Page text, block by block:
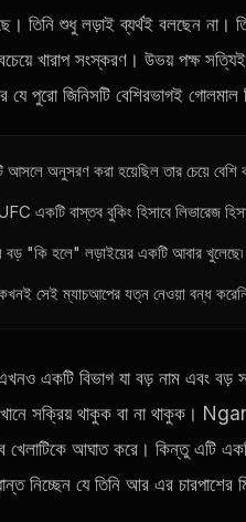
শুধু লড়াই ব্যর্থই বলছেন না।
খারাপ সংস্করণ। উভয় পক্ষ সত্যিই
যে পুরো জিনিসটি বেশিরভাগই
অনুসরণ করা হয়েছিল তার চেয়ে বেশি
একটি বাস্তব বুকিং হিসাবে লিভারেজ
"কি হলে" লড়াইয়ের একটি আবার
সেই ম্যাচআপের যত্ন নেওয়া বন্ধ
একটি বিভাগ যা বড় নাম এবং বড়
সক্রিয় থাকুক বা না থাকুক।
খেলাটিকে আঘাত করে। কিন্তু এটি
নিচ্ছেন যে তিনি আর এর চারপাশের